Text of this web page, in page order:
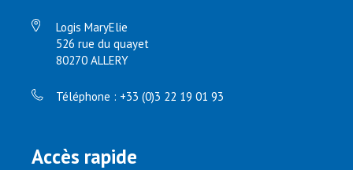
Logis MaryElie
526 rue du quayet
80270 ALLERY
Téléphone : +33 (0)3 22 19 01 93
Accès rapide